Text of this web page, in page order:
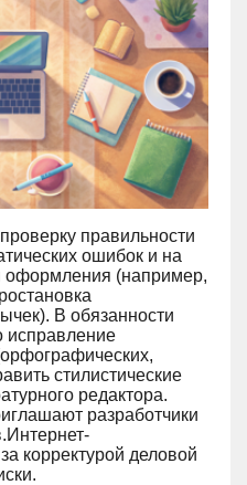
правильности
ошибок и на
оформления (например,
В обязанности
исправление
стилистические
редактора.
разработчики
корректурой деловой